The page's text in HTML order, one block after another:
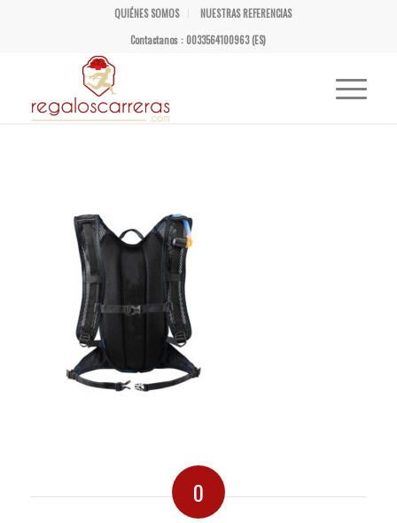
QUIÉNES SOMOS
NUESTRAS REFERENCIAS
Contactanos : 0033564100963 (ES)
0